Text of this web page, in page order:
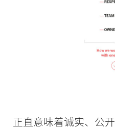
正直意味着诚实、公